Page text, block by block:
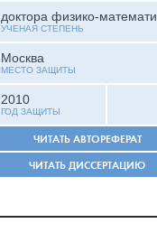
доктора физико-
УЧЕНАЯ СТЕПЕНЬ
Москва
МЕСТО ЗАЩИТЫ
2010
ГОД ЗАЩИТЫ
ЧИТАТЬ АВТОРЕФЕРАТ
ЧИТАТЬ ДИССЕРТАЦИЮ